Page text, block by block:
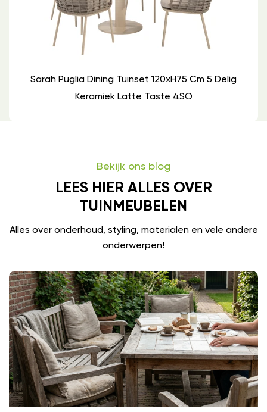
Sarah Puglia Dining Tuinset 120xH75 Cm 5 Delig
Keramiek Latte Taste 4SO
Bekijk ons blog
LEES HIER ALLES OVER
TUINMEUBELEN
Alles over onderhoud, styling, materialen en vele andere
onderwerpen!